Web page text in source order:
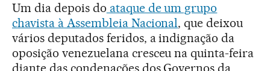
Um dia depois do ataque de um grupo
chavista à Assembleia Nacional, que deixou
vários deputados feridos, a indignação da
oposição venezuelana cresceu na quinta-feira
diante das condenações dos Governos da